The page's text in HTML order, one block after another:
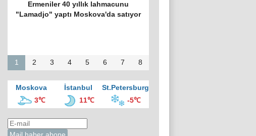
Ermeniler 40 yıllık lahmacunu
"Lamadjo" yaptı Moskova'da satıyor
1 2 3 4 5 6 7 8
Moskova İstanbul
St.Petersburg
3℃
11℃ -5℃